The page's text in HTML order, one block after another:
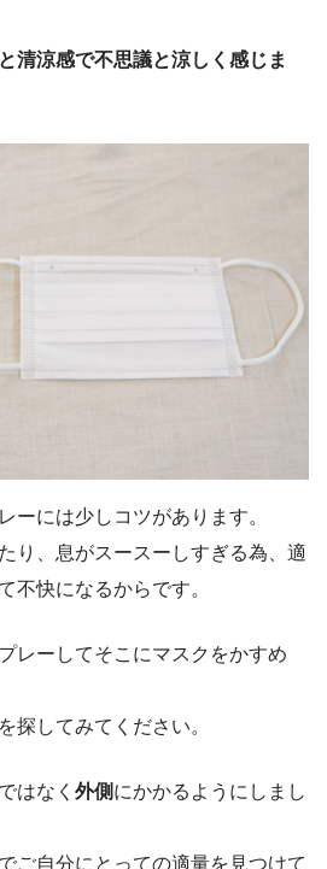
清涼感で不思議と涼しく感じま
ーには少しコツがあります。
り、息がスースーしすぎる為、適
不快になるからです。
レーしてそこにマスクをかすめ
探してみてください。
はなく 外側 にかかるようにしまし
ご自分にとっての適量を見つけて